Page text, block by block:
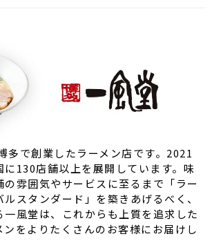
多で創業したラーメン店です。2021
130店舗以上を展開しています。味
の雰囲気やサービスに至るまで「ラー
スタンダード」を築きあげるべく、
一風堂は、これからも上質を追求した
をよりたくさんのお客様にお届けし